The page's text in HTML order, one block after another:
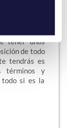
tener unos
de todo
tendrás es
términos y
todo si es la